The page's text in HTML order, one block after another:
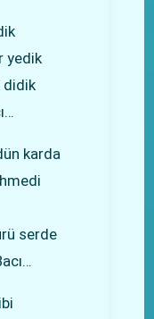
yedik
didik
karda
serde